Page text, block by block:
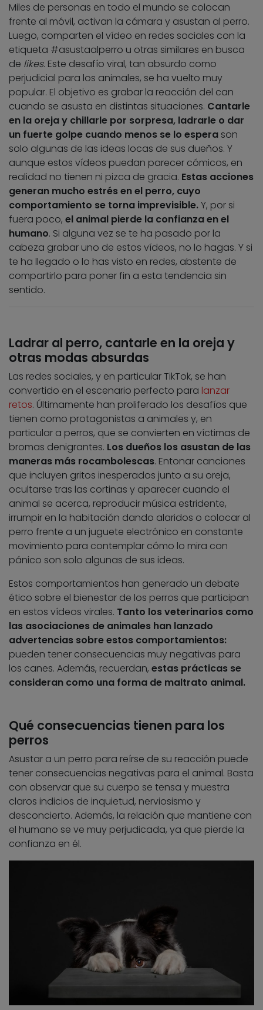
Miles de personas en todo el mundo se colocan
frente al móvil, activan la cámara y asustan al perro.
Luego, comparten el vídeo en redes sociales con la
etiqueta #asustaalperro u otras similares en busca
de likes. Este desafío viral, tan absurdo como
perjudicial para los animales, se ha vuelto muy
popular. El objetivo es grabar la reacción del can
cuando se asusta en distintas situaciones. Cantarle
en la oreja y chillarle por sorpresa, ladrarle o dar
un fuerte golpe cuando menos se lo espera son
solo algunas de las ideas locas de sus dueños. Y
aunque estos vídeos puedan parecer cómicos, en
realidad no tienen ni pizca de gracia. Estas acciones
generan mucho estrés en el perro, cuyo
comportamiento se torna imprevisible.Y, por si
fuera poco, el animal pierde la confianza en el
humano. Si alguna vez se te ha pasado por la
cabeza grabar uno de estos vídeos, no lo hagas. Y si
te ha llegado o lo has visto en redes, abstente de
compartirlo para poner fin a esta tendencia sin
sentido.
Ladrar al perro, cantarle en la oreja y
otras modas absurdas
Las redes sociales, y en particular TikTok, se han
convertido en el escenario perfecto para lanzar
retos. Últimamente han proliferado los desafíos que
tienen como protagonistas a animales y, en
particular a perros, que se convierten en víctimas de
bromas denigrantes. Los dueños los asustan de las
maneras más rocambolescas. Entonar canciones
que incluyen gritos inesperados junto a su oreja,
ocultarse tras las cortinas y aparecer cuando el
animal se acerca, reproducir música estridente,
irrumpir en la habitación dando alaridos o colocar al
perro frente a un juguete electrónico en constante
movimiento para contemplar cómo lo mira con
pánico son solo algunas de sus ideas.
Estos comportamientos han generado un debate
ético sobre el bienestar de los perros que participan
en estos vídeos virales. Tanto los veterinarios como
las asociaciones de animales han lanzado
advertencias sobre estos comportamientos:
pueden tener consecuencias muy negativas para
los canes. Además, recuerdan, estas prácticas se
consideran como una forma de maltrato animal.
Qué consecuencias tienen para los
perros
Asustar a un perro para reírse de su reacción puede
tener consecuencias negativas para el animal. Basta
con observar que su cuerpo se tensa y muestra
claros indicios de inquietud, nerviosismo y
desconcierto. Además, la relación que mantiene con
el humano se ve muy perjudicada, ya que pierde la
confianza en él.